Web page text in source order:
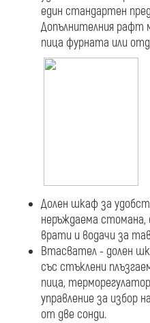
един стандартен
Допълнителния рафт
пица фурната или
Долен шкаф за
неръждаема стомана,
врати и водачи за
Втасвател - долен
със стъклени
пица,
управление за избор
от две сонди.